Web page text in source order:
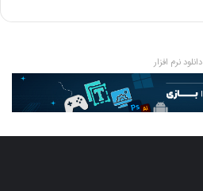
دانلود نرم افزار